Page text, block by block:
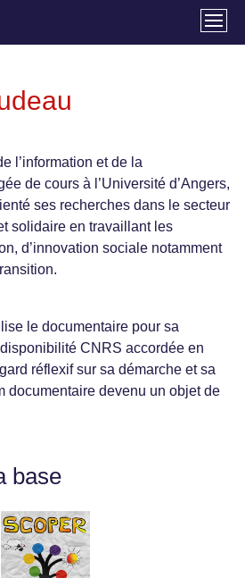
l’information et de la
de cours à l’Université d’Angers,
ses recherches dans le secteur
solidaire en travaillant les
d’innovation sociale notamment
le documentaire pour sa
CNRS accordée en
réflexif sur sa démarche et sa
documentaire devenu un objet de
base